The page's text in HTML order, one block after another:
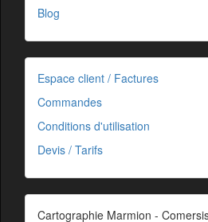
Blog
Espace client / Factures
Commandes
Conditions d'utilisation
Devis / Tarifs
Cartographie Marmion -